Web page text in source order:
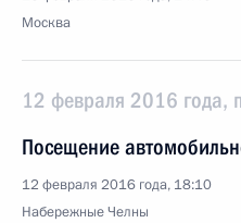
Москва
12 февраля 2016 года,
Посещение
12 февраля 2016 года, 18:10
Набережные Челны